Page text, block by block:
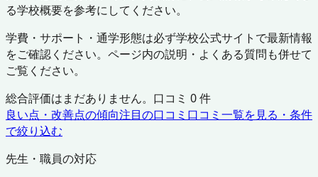
る学校概要を参考にしてください。
学費・サポート・通学形態は必ず学校公式サイトで最新情報
をご確認ください。ページ内の説明・よくある質問も併せて
ご覧ください。
総合評価はまだありません。口コミ 0件
良い点・改善点の傾向注目の口コミ 口コミ一覧を見る・条件
で絞り込む
先生・職員の対応